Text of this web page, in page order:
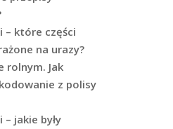
– które części
na urazy?
rolnym. Jak
z polisy
jakie były